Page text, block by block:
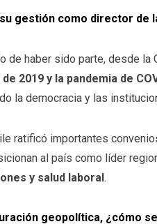
gestión como director de
de haber sido parte, desde
2019 y la pandemia de
la democracia y las
ratificó importantes
al país como líder
y salud laboral.
geopolítica, ¿cómo